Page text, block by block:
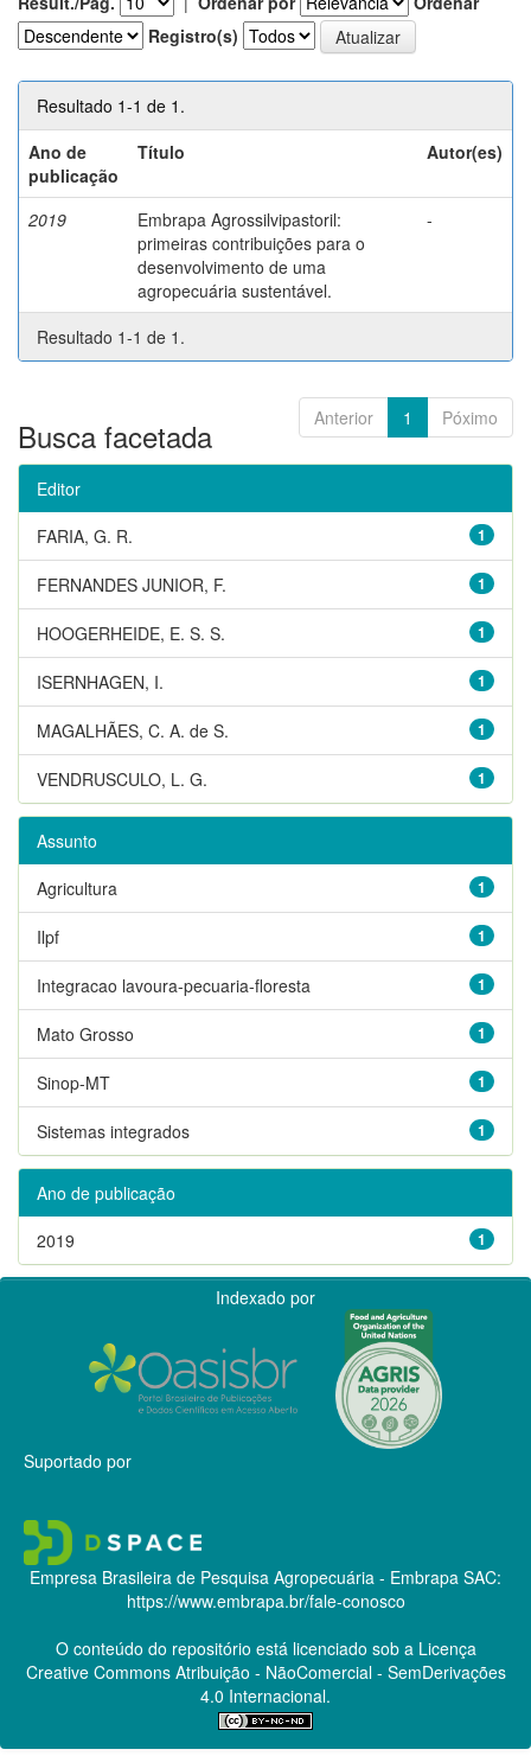
Registro(s)
Resultado 1-1 de 1.
Ano de
publicação
Título Autor(es)
2019
Embrapa Agrossilvipastoril:
primeiras contribuições para o
desenvolvimento de uma
agropecuária sustentável.
-
Resultado 1-1 de 1.
Anterior 1 Póximo
Busca facetada
Editor
1
FARIA, G. R.
1
FERNANDES JUNIOR, F.
1
HOOGERHEIDE, E. S. S.
1
ISERNHAGEN, I.
1
MAGALHÃES, C. A. de S.
1
VENDRUSCULO, L. G.
Assunto
1
Agricultura
1
Ilpf
1
Integracao lavoura-pecuaria-floresta
1
Mato Grosso
1
Sinop-MT
1
Sistemas integrados
Ano de publicação
1
2019
Indexado por
Suportado por
Empresa Brasileira de Pesquisa Agropecuária - Embrapa SAC:
https://www.embrapa.br/fale-conosco
O conteúdo do repositório está licenciado sob a Licença
Creative CommonsAtribuição - NãoComercial - SemDerivações
4.0 Internacional.